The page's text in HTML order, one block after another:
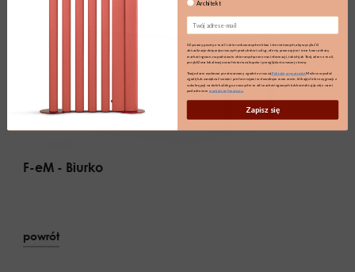
F-eM - Biurko
powrót
Architekt
Email
Używamy poczty e-mail i ukierunkowanych reklam internetowych, aby wysyłać Ci
aktualizacje dotyczące naszych produktów i usług, oferty promocyjne i inne komunikaty
marketingowe, na podstawie zbieranych przez nas informacji, takich jak Twój adres e-mail,
przybliżona lokalizacja oraz historia zakupów i przeglądania naszej strony.
Twoje dane osobowe przetwarzamy zgodnie z nasząPolityką prywatności.Możesz wycofać
zgodę lub zarządzać swoimi preferencjami w dowolnym momencie, klikając link rezygnacji z
subskrypcji na dole każdego z naszych e-maili marketingowych lub kontaktując się z nami
pod adresem marketing@maro.eu
Zapisz się